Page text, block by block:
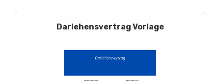
Darlehensvertrag Vorlage